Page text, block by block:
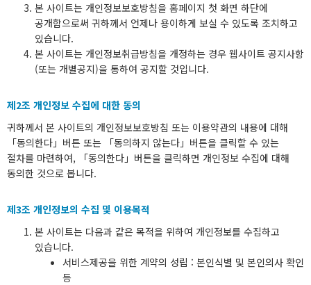
본 사이트는 개인정보보호방침을 홈페이지 첫 화면 하단에
공개함으로써 귀하께서 언제나 용이하게 보실 수 있도록 조치하고
있습니다.
본 사이트는 개인정보취급방침을 개정하는 경우 웹사이트 공지사항
(또는 개별공지)을 통하여 공지할 것입니다.
제2조 개인정보 수집에 대한 동의
귀하께서 본 사이트의 개인정보보호방침 또는 이용약관의 내용에 대해
「동의한다」버튼 또는 「동의하지 않는다」버튼을 클릭할 수 있는
절차를 마련하여, 「동의한다」버튼을 클릭하면 개인정보 수집에 대해
동의한 것으로 봅니다.
제3조 개인정보의 수집 및 이용목적
본 사이트는 다음과 같은 목적을 위하여 개인정보를 수집하고
있습니다.
서비스제공을 위한 계약의 성립 : 본인식별 및 본인의사 확인
등